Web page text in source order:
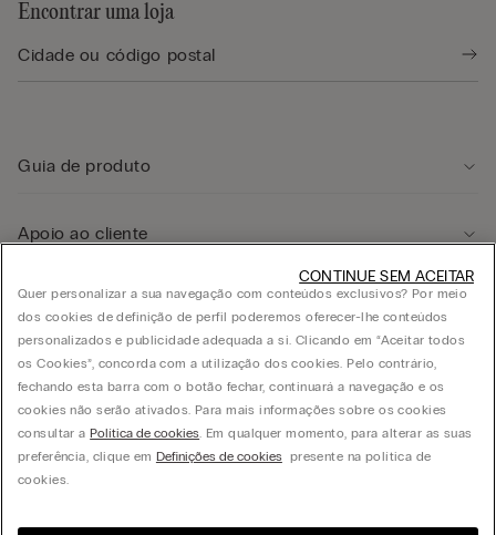
Encontrar uma loja
Guia de produto
Apoio ao cliente
Área legal
Empresa
© CALZEDONIA PORTUGAL LDA, Av. Infante D. Henrique, Lt. 312 - 1950-421 Lisboa -
Quer personalizar a sua navegação com conteúdos exclusivos? Por meio
dos cookies de definição de perfil poderemos oferecer-lhe conteúdos
personalizados e publicidade adequada a si. Clicando em “Aceitar todos
os Cookies”, concorda com a utilização dos cookies. Pelo contrário,
fechando esta barra com o botão fechar, continuará a navegação e os
cookies não serão ativados. Para mais informações sobre os cookies
consultar aPolítica de cookies. Em qualquer momento, para alterar as suas
preferência, clique em Definições de cookiespresente na política de
cookies.
CONTINUE SEM ACEITAR